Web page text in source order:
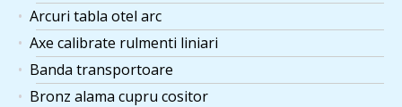
Arcuri tabla otel arc
Axe calibrate rulmenti liniari
Banda transportoare
Bronz alama cupru cositor